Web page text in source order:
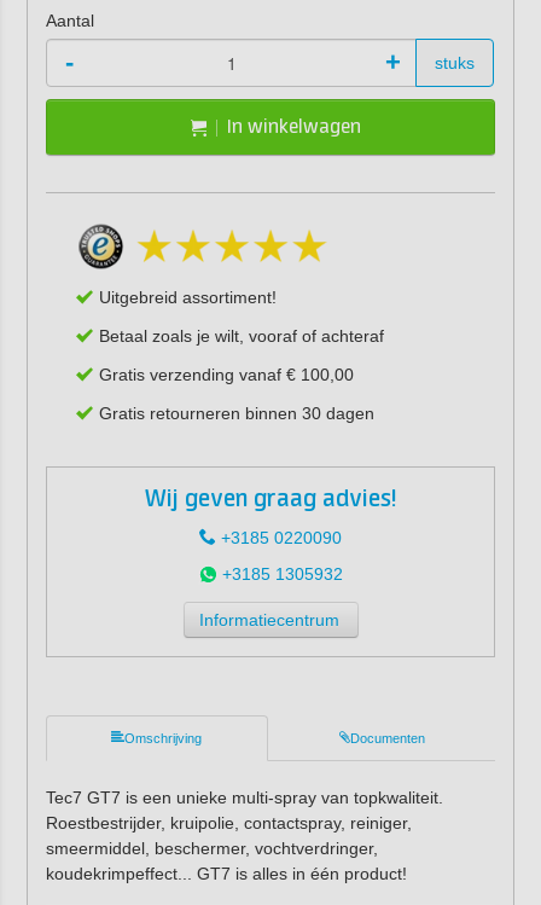
Aantal
- + stuks
In winkelwagen
Uitgebreid assortiment!
Betaal zoals je wilt, vooraf of achteraf
Gratis verzending vanaf € 100,00
Gratis retourneren binnen 30 dagen
Wij geven graag advies!
+3185 0220090
+3185 1305932
Informatiecentrum
Omschrijving Documenten
Tec7 GT7 is een unieke multi-spray van topkwaliteit.
Roestbestrijder, kruipolie, contactspray, reiniger,
smeermiddel, beschermer, vochtverdringer,
koudekrimpeffect... GT7 is alles in één product!